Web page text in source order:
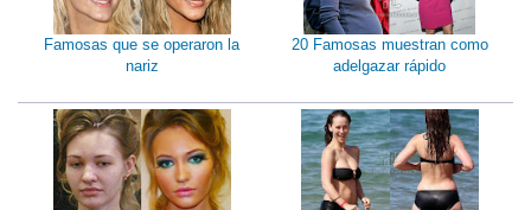
Famosas que se operaron la
nariz
20 Famosas muestran como
adelgazar rápido